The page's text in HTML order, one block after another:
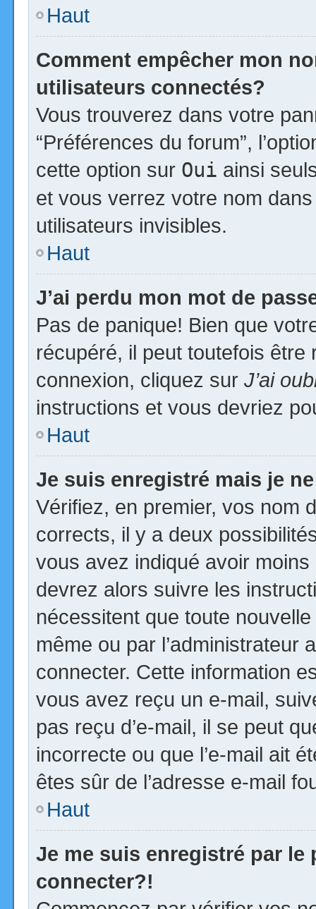
Haut
Comment empêcher mon
utilisateurs connectés?
Vous trouverez dans votre
“Préférences du forum”,
cette option sur Oui ainsi
et vous verrez votre nom
utilisateurs invisibles.
Haut
J’ai perdu mon mot de
Pas de panique! Bien que
récupéré, il peut toutefois
connexion, cliquez sur J’ai
instructions et vous devriez
Haut
Je suis enregistré mais je
Vérifiez, en premier, vos nom
corrects, il y a deux
vous avez indiqué avoir
devrez alors suivre les
nécessitent que toute
même ou par l’administrateur
connecter. Cette information
vous avez reçu un e-mail,
pas reçu d’e-mail, il se peut
incorrecte ou que l’e-mail ait
êtes sûr de l’adresse e-mail
Haut
Je me suis enregistré par le
connecter?!